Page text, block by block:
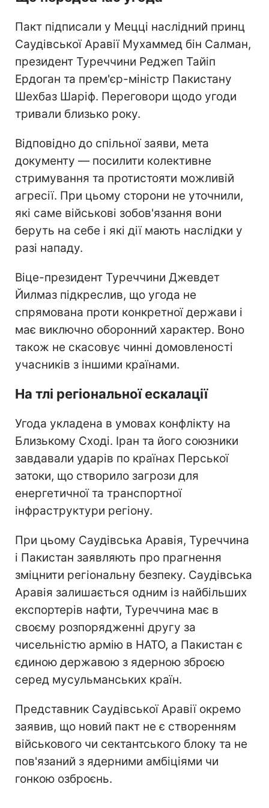
Пакт підписали у Мецці наслідний принц
Саудівської Аравії Мухаммед бін Салман,
президент Туреччини Реджеп Тайіп
Ердоган та прем'єр-міністр Пакистану
Шехбаз Шаріф. Переговори щодо угоди
тривали близько року.
Відповідно до спільної заяви, мета
документу — посилити колективне
стримування та протистояти можливій
агресії. При цьому сторони не уточнили,
які саме військові зобов'язання вони
беруть на себе і які дії мають наслідки у
разі нападу.
Віце-президент Туреччини Джевдет
Йилмаз підкреслив, що угода не
спрямована проти конкретної держави і
має виключно оборонний характер. Воно
також не скасовує чинні домовленості
учасників з іншими країнами.
На тлі регіональної ескалації
Угода укладена в умовах конфлікту на
Близькому Сході. Іран та його союзники
завдавали ударів по країнах Перської
затоки, що створило загрози для
енергетичної та транспортної
інфраструктури регіону.
При цьому Саудівська Аравія, Туреччина
і Пакистан заявляють про прагнення
зміцнити регіональну безпеку. Саудівська
Аравія залишається одним із найбільших
експортерів нафти, Туреччина має в
своєму розпорядженні другу за
чисельністю армію в НАТО, а Пакистан є
єдиною державою з ядерною зброєю
серед мусульманських країн.
Представник Саудівської Аравії окремо
заявив, що новий пакт не є створенням
військового чи сектантського блоку та не
пов'язаний з ядерними амбіціями чи
гонкою озброєнь.